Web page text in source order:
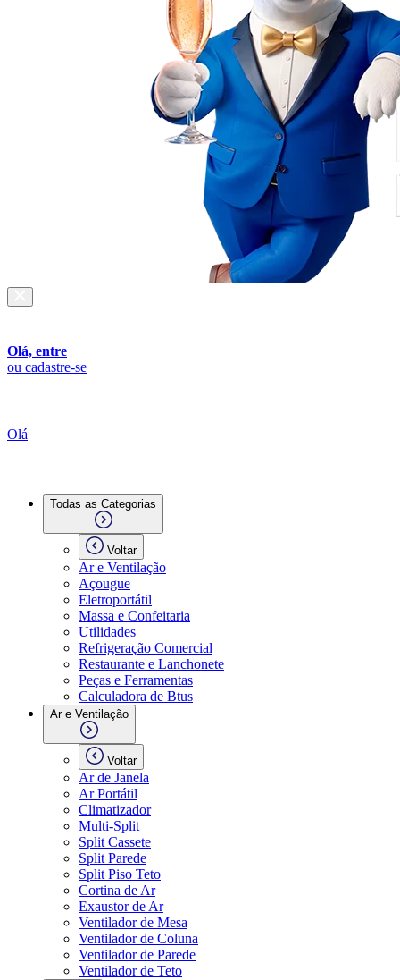
Olá, entre
ou cadastre-se
Olá
Todas as Categorias
Voltar
Ar e Ventilação
Açougue
Eletroportátil
Massa e Confeitaria
Utilidades
Refrigeração Comercial
Restaurante e Lanchonete
Peças e Ferramentas
Calculadora de Btus
Ar e Ventilação
Voltar
Ar de Janela
Ar Portátil
Climatizador
Multi-Split
Split Cassete
Split Parede
Split Piso Teto
Cortina de Ar
Exaustor de Ar
Ventilador de Mesa
Ventilador de Coluna
Ventilador de Parede
Ventilador de Teto